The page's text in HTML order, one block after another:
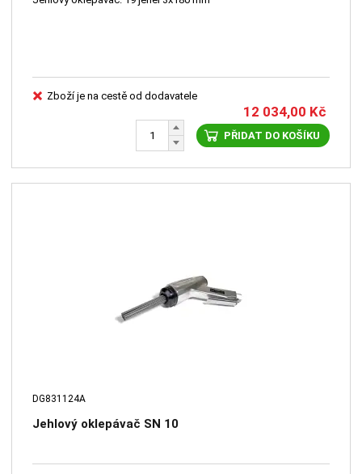
Zboží je na cestě od dodavatele
12 034,00 Kč
PŘIDAT DO KOŠÍKU
DG831124A
Jehlový oklepávač SN 10